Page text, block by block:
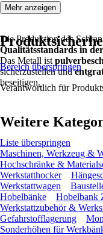
Die Produktion des
Qualitätsstandards in
Das Metall ist
sicherzustellen und
beseitigen.
Mehr anzeigen
Bereich überspringen
Verantwortlich für
Weitere
Liste überspringen
Maschinen, Werkzeug &
Hochschränke &
Werkstatthocker
Werkstattwagen
Hobelbänke
Hobelbank
Werkstattzubehör &
Gefahrstofflagerung
Sonderhöhen für